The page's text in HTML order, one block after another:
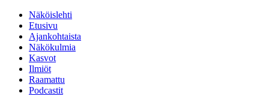
Näköislehti
Etusivu
Ajankohtaista
Näkökulmia
Kasvot
Ilmiöt
Raamattu
Podcastit